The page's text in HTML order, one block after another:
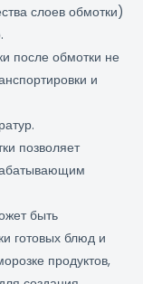
слоев обмотки)
после обмотки не
и
позволяет
быть
готовых блюд и
продуктов,